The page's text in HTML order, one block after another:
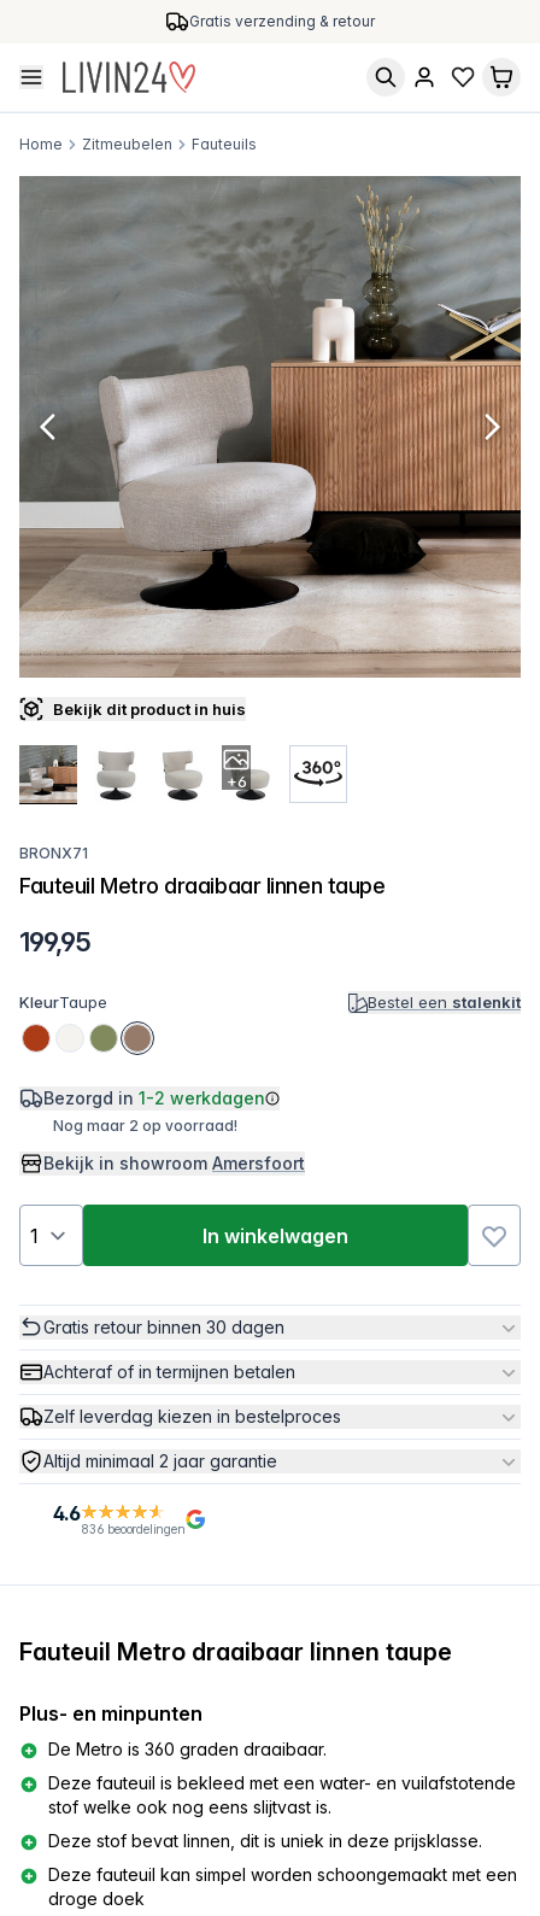
Gratis verzending & retour
Home Zitmeubelen Fauteuils
Bekijk dit product in huis
+6
BRONX71
Fauteuil Metro draaibaar linnen taupe
199,95
KleurTaupe Bestel een stalenkit
Bezorgd in 1-2 werkdagen
Nog maar 2 op voorraad!
Bekijk in showroom Amersfoort
In winkelwagen
Gratis retour binnen 30 dagen
Achteraf of in termijnen betalen
Zelf leverdag kiezen in bestelproces
Altijd minimaal 2 jaar garantie
4.6
836 beoordelingen
Fauteuil Metro draaibaar linnen taupe
Plus- en minpunten
De Metro is 360 graden draaibaar.
Deze fauteuil is bekleed met een water- en vuilafstotende
stof welke ook nog eens slijtvast is.
Deze stof bevat linnen, dit is uniek in deze prijsklasse.
Deze fauteuil kan simpel worden schoongemaakt met een
droge doek